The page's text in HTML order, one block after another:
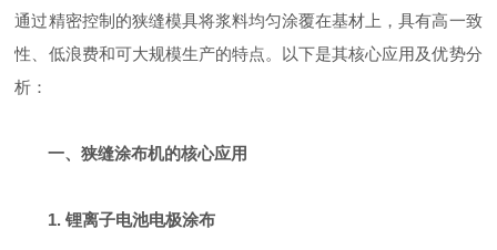
通过精密控制的狭缝模具将浆料均匀涂覆在基材上，具有高一致
性、低浪费和可大规模生产的特点。以下是其核心应用及优势分
析：
一、狭缝涂布机的核心应用
1. 锂离子电池电极涂布